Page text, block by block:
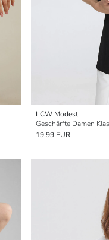
LCW Modest
Geschärfte Damen
19.99 EUR